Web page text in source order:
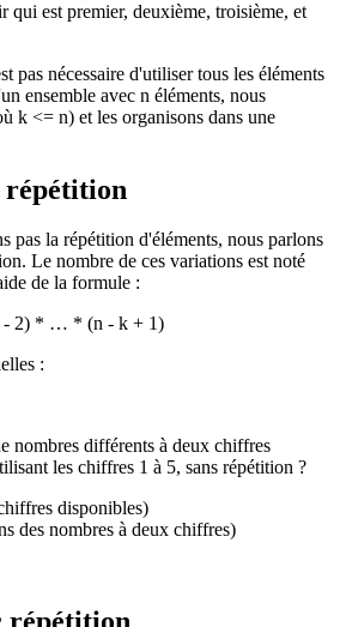
qui est premier, deuxième, troisième, et
pas nécessaire d'utiliser tous les éléments
ensemble avec n éléments, nous
k <= n) et les organisons dans une
répétition
pas la répétition d'éléments, nous parlons
Le nombre de ces variations est noté
de la formule :
- 2) * … * (n - k + 1)
:
nombres différents à deux chiffres
les chiffres 1 à 5, sans répétition ?
disponibles)
des nombres à deux chiffres)